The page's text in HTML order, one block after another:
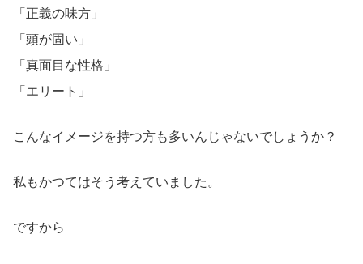
「正義の味方」
「頭が固い」
「真面目な性格」
「エリート」
こんなイメージを持つ方も多いんじゃないでしょうか？
私もかつてはそう考えていました。
ですから